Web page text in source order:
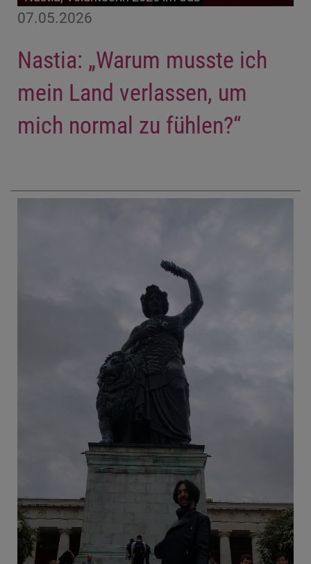
07.05.2026
Nastia: „Warum musste ich
mein Land verlassen, um
mich normal zu fühlen?“